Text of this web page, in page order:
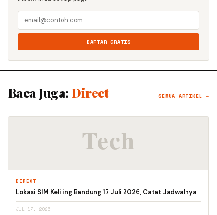
DAFTAR GRATIS
Baca Juga: Direct SEMUA ARTIKEL →
DIRECT
Lokasi SIM Keliling Bandung 17 Juli 2026, Catat Jadwalnya
JUL 17, 2026